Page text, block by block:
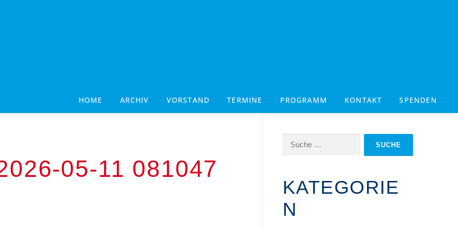
HOME ARCHIV VORSTAND TERMINE PROGRAMM KONTAKT SPENDEN
05-11 081047
Suche
KATEGORIE
N